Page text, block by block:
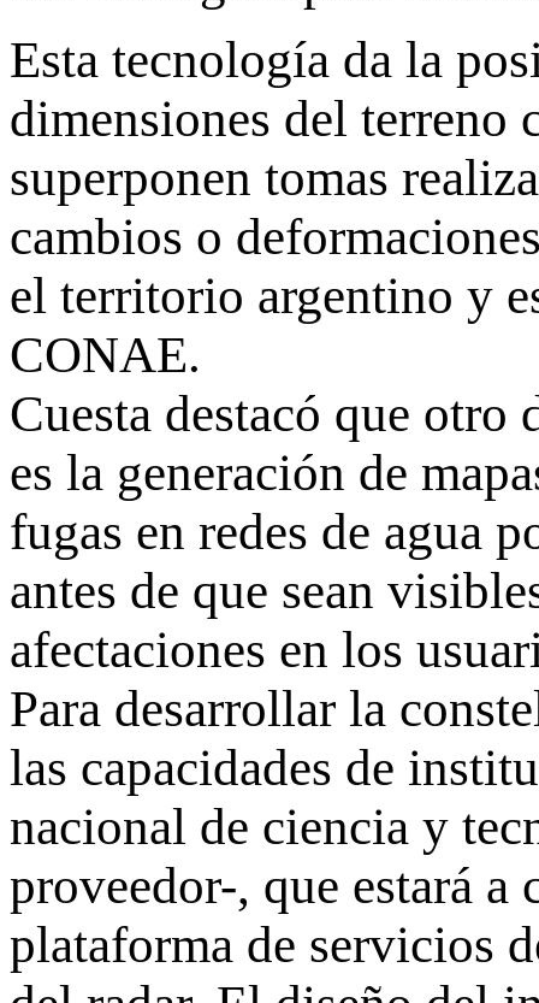
Esta tecnología da la
dimensiones del terreno
superponen tomas
cambios o
el territorio argentino y
CONAE.
Cuesta destacó que otro
es la generación de
fugas en redes de agua
antes de que sean
afectaciones en los
Para desarrollar la
las capacidades de
nacional de ciencia y
proveedor-, que estará
plataforma de servicios